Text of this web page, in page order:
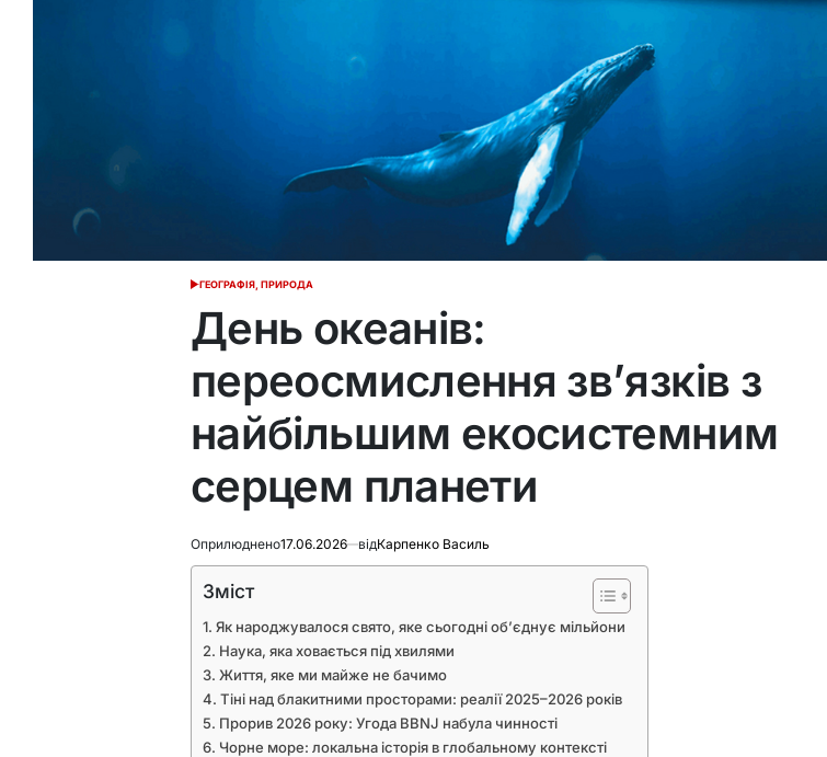
ОПУБЛІКУВАТИ
ГЕОГРАФІЯ, ПРИРОДА
День океанів:
переосмислення зв’язків з
найбільшим екосистемним
серцем планети
Оприлюднено17.06.2026 відКарпенко Василь
Зміст
Як народжувалося свято, яке сьогодні об’єднує мільйони
Наука, яка ховається під хвилями
Життя, яке ми майже не бачимо
Тіні над блакитними просторами: реалії 2025–2026 років
Прорив 2026 року: Угода BBNJ набула чинності
Чорне море: локальна історія в глобальному контексті